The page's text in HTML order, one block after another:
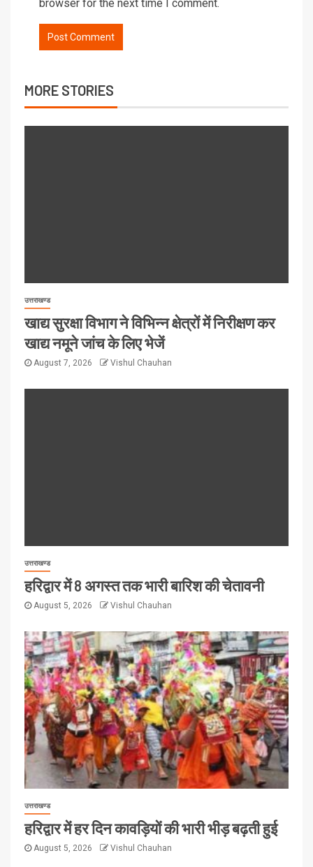
browser for the next time I comment.
MORE STORIES
उत्तराखण्ड
खाद्य सुरक्षा विभाग ने विभिन्न क्षेत्रों में निरीक्षण कर
खाद्य नमूने जांच के लिए भेजें
August 7, 2026 Vishul Chauhan
उत्तराखण्ड
हरिद्वार में 8 अगस्त तक भारी बारिश की चेतावनी
August 5, 2026 Vishul Chauhan
उत्तराखण्ड
हरिद्वार में हर दिन कावड़ियों की भारी भीड़ बढ़ती हुई
August 5, 2026 Vishul Chauhan